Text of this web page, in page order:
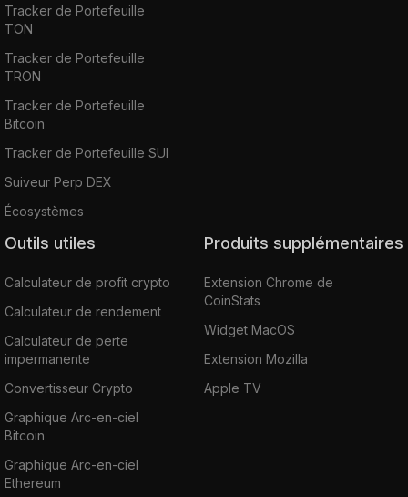
Tracker de Portefeuille
TON
Tracker de Portefeuille
TRON
Tracker de Portefeuille
Bitcoin
Tracker de Portefeuille SUI
Suiveur Perp DEX
Écosystèmes
Outils utiles
Calculateur de profit crypto
Calculateur de rendement
Calculateur de perte
impermanente
Convertisseur Crypto
Graphique Arc-en-ciel
Bitcoin
Graphique Arc-en-ciel
Ethereum
Produits supplémentaires
Extension Chrome de
CoinStats
Widget MacOS
Extension Mozilla
Apple TV